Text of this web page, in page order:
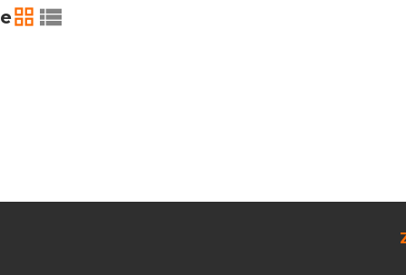
tabela
lista